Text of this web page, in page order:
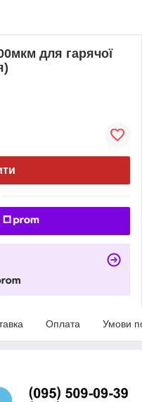
для гарячої
Оплата Умови